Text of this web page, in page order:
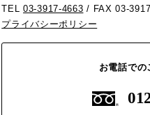
TEL03-3917-4663 / FAX 03-
プライバシーポリシー
お電話での